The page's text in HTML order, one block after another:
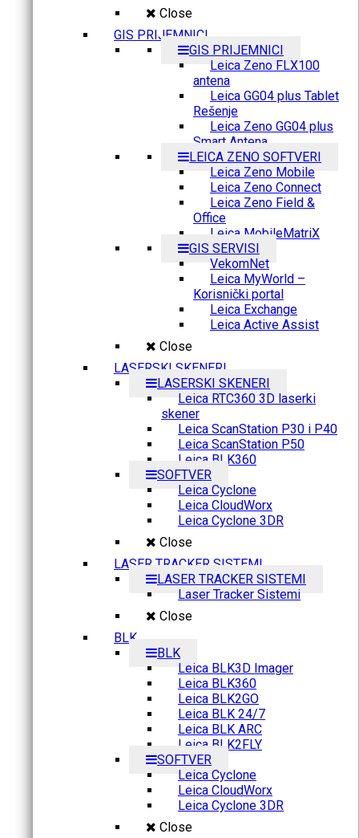
Close
GIS PRIJEMNICI
GIS PRIJEMNICI
Leica Zeno FLX100
antena
Leica GG04 plus Tablet
Rešenje
Leica Zeno GG04 plus
Smart Antena
LEICA ZENO SOFTVERI
Leica Zeno Mobile
Leica Zeno Connect
Leica Zeno Field &
Office
Leica MobileMatriX
GIS SERVISI
VekomNet
Leica MyWorld –
Korisnički portal
Leica Exchange
Leica Active Assist
Close
LASERSKI SKENERI
LASERSKI SKENERI
Leica RTC360 3D laserki
skener
Leica ScanStation P30 i P40
Leica ScanStation P50
Leica BLK360
SOFTVER
Leica Cyclone
Leica CloudWorx
Leica Cyclone 3DR
Close
LASER TRACKER SISTEMI
LASER TRACKER SISTEMI
Laser Tracker Sistemi
Close
BLK
BLK
Leica BLK3D Imager
Leica BLK360
Leica BLK2GO
Leica BLK 24/7
Leica BLK ARC
Leica BLK2FLY
SOFTVER
Leica Cyclone
Leica CloudWorx
Leica Cyclone 3DR
Close